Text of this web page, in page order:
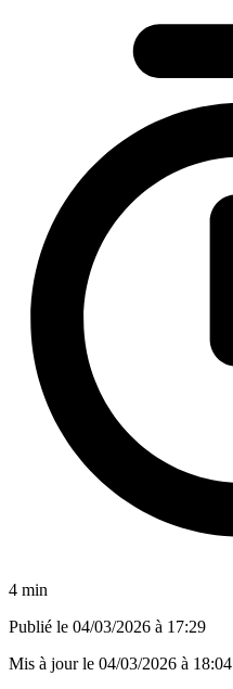
4 min
Publié le 04/03/2026 à 17:29
Mis à jour le 04/03/2026 à 18:04